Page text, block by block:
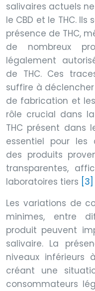
salivaires actuels
le CBD et le THC.
présence de THC,
de nombreux
légalement
de THC. Ces
suffire à
de fabrication et
rôle crucial dans
THC présent dans
essentiel pour les
des produits
transparentes,
laboratoires tiers [3]
Les variations de
minimes, entre
produit peuvent
salivaire. La
niveaux inférieurs
créant une
consommateurs